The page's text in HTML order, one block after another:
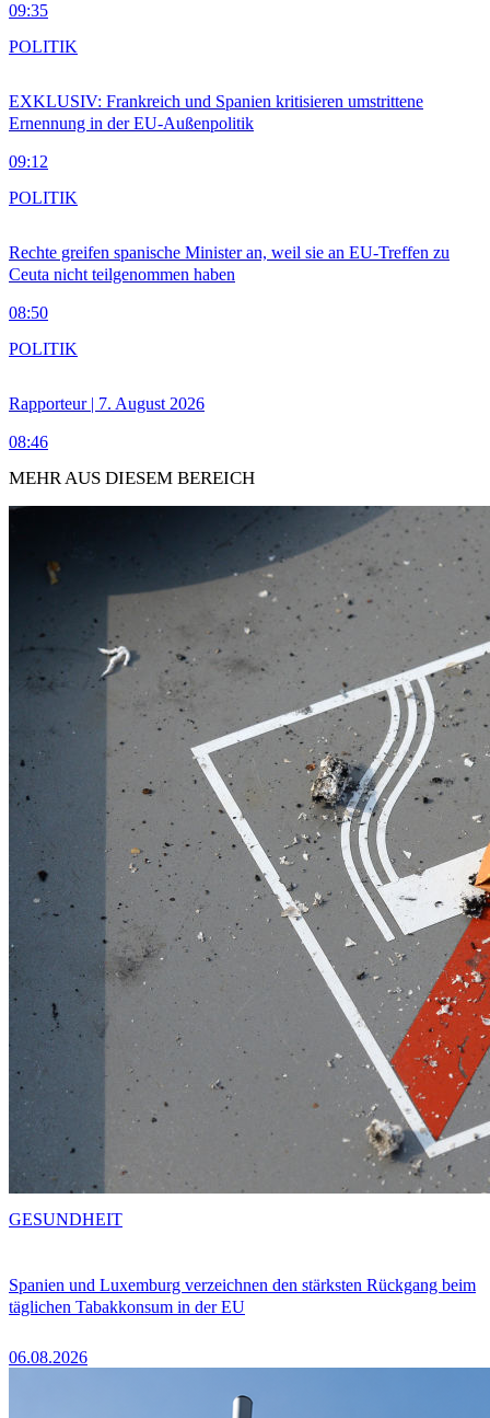
09:35
EXKLUSIV: Frankreich und Spanien kritisieren umstrittene
Ernennung in der EU-Außenpolitik
09:12
POLITIK
Rechte greifen spanische Minister an, weil sie an EU-Treffen zu
Ceuta nicht teilgenommen haben
08:50
POLITIK
Rapporteur | 7. August 2026
08:46
POLITIK
MEHR AUS DIESEM BEREICH
Spanien und Luxemburg verzeichnen den stärksten Rückgang beim
täglichen Tabakkonsum in der EU
06.08.2026
GESUNDHEIT